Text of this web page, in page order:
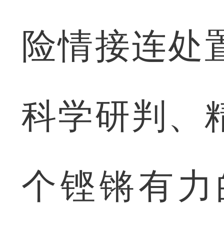
险情接连处
科学研判、
个铿锵有